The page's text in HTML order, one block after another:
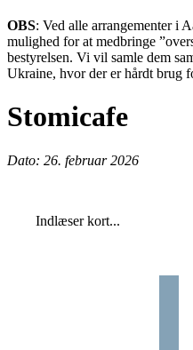
OBS: Ved alle arrangementer i
mulighed for at medbringe
bestyrelsen. Vi vil samle dem
Ukraine, hvor der er hårdt brug
Stomicafe
Dato: 26. februar 2026
Indlæser kort...